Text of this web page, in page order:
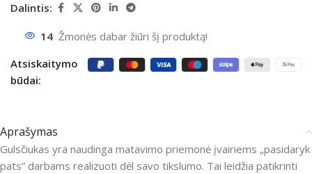
Dalintis:
14 Žmonės dabar žiūri šį produktą!
Atsiskaitymo
būdai:
Aprašymas
Gulsčiukas yra naudinga matavimo priemonė įvairiems „pasidaryk
pats” darbams realizuoti dėl savo tikslumo. Tai leidžia patikrinti